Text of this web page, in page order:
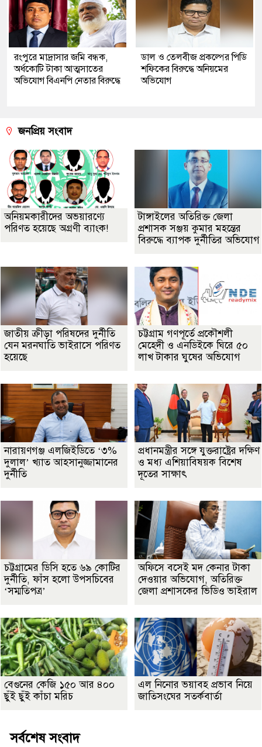
রংপুরে মাদ্রাসার জমি বন্ধক,
অর্ধকোটি টাকা আত্মসাতের
অভিযোগ বিএনপি নেতার বিরুদ্ধে
ডাল ও তেলবীজ প্রকল্পের পিডি
শফিকের বিরুদ্ধে অনিয়মের
অভিযোগ
জনপ্রিয় সংবাদ
অনিয়মকারীদের অভয়ারণ্যে
পরিণত হয়েছে অগ্রণী ব্যাংক!
টাঙ্গাইলের অতিরিক্ত জেলা
প্রশাসক সঞ্জয় কুমার মহন্তের
বিরুদ্ধে ব্যাপক দুর্নীতির অভিযোগ
জাতীয় ক্রীড়া পরিষদের দুর্নীতি
যেন মরনঘাতি ভাইরাসে পরিণত
হয়েছে
চট্টগ্রাম গণপূর্তে প্রকৌশলী
মেহেদী ও এনডিইকে ঘিরে ৫০
লাখ টাকার ঘুষের অভিযোগ
নারায়ণগঞ্জ এলজিইডিতে ‘৩%
দুলাল’ খ্যাত আহসানুজ্জামানের
দুর্নীতি
প্রধানমন্ত্রীর সঙ্গে যুক্তরাষ্ট্রের দক্ষিণ
ও মধ্য এশিয়াবিষয়ক বিশেষ
দূতের সাক্ষাৎ
চট্টগ্রামের ডিসি হতে ৬৯ কোটির
দুর্নীতি, ফাঁস হলো উপসচিবের
‘সম্মতিপত্র’
অফিসে বসেই মদ কেনার টাকা
দেওয়ার অভিযোগ, অতিরিক্ত
জেলা প্রশাসকের ভিডিও ভাইরাল
বেগুনের কেজি ১৫০ আর ৪০০
ছুঁই ছুঁই কাঁচা মরিচ
এল নিনোর ভয়াবহ প্রভাব নিয়ে
জাতিসংঘের সতর্কবার্তা
সর্বশেষ সংবাদ